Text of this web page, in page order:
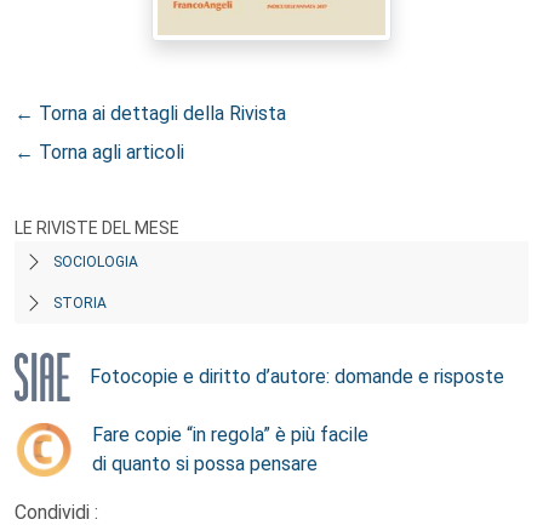
← Torna ai dettagli della Rivista
← Torna agli articoli
LE RIVISTE DEL MESE
SOCIOLOGIA
STORIA
Fotocopie e diritto d’autore: domande e risposte
Fare copie “in regola” è più facile
di quanto si possa pensare
Condividi :